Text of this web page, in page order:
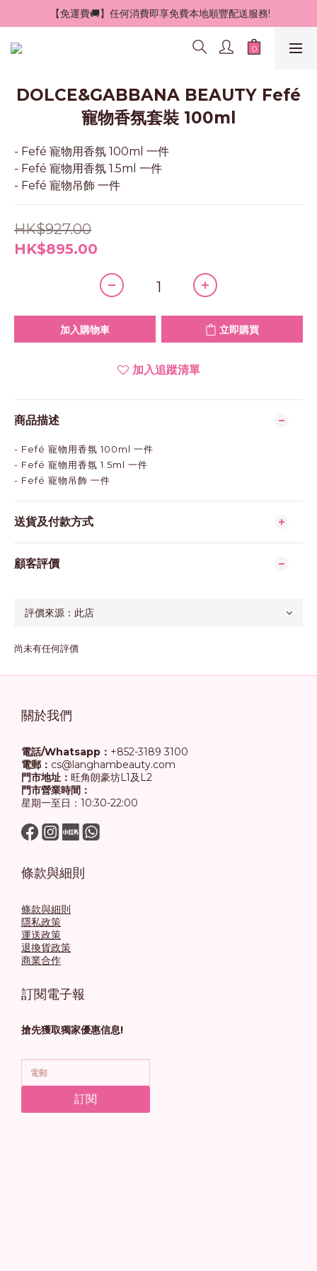
【免運費🚚】任何消費即享免費本地順豐配送服務!
DOLCE&GABBANA BEAUTY Fefé
寵物香氛套裝 100ml
- Fefé 寵物用香氛 100ml 一件
- Fefé 寵物用香氛 1.5ml 一件
- Fefé 寵物吊飾 一件
HK$927.00
HK$895.00
加入購物車 立即購買
加入追蹤清單
商品描述
- Fefé 寵物用香氛 100ml 一件
- Fefé 寵物用香氛 1.5ml 一件
- Fefé 寵物吊飾 一件
送貨及付款方式
顧客評價
尚未有任何評價
關於我們
電話/Whatsapp： +852-3189 3100
電郵： cs@langhambeauty.com
門市地址： 旺角朗豪坊L1及L2
門市營業時間：
星期一至日：10:30-22:00
條款與細則
條款與細則
隱私政策
運送政策
退換貨政策
商業合作
訂閱電子報
搶先獲取獨家優惠信息!
訂閱